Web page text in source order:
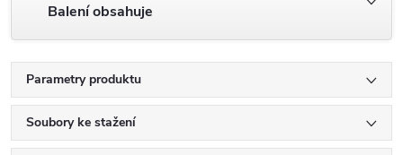
Balení obsahuje
Parametry produktu
Soubory ke stažení